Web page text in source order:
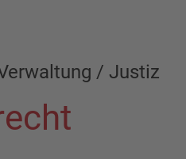
/ Justiz